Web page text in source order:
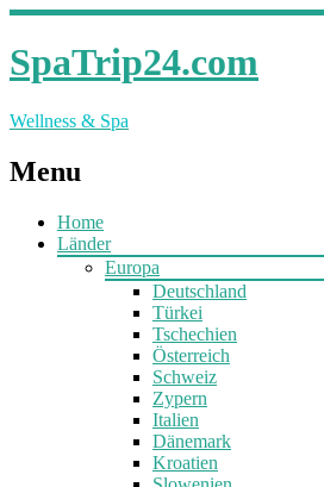
SpaTrip24.com
Wellness & Spa
Menu
Home
Länder
Europa
Deutschland
Türkei
Tschechien
Österreich
Schweiz
Zypern
Italien
Dänemark
Kroatien